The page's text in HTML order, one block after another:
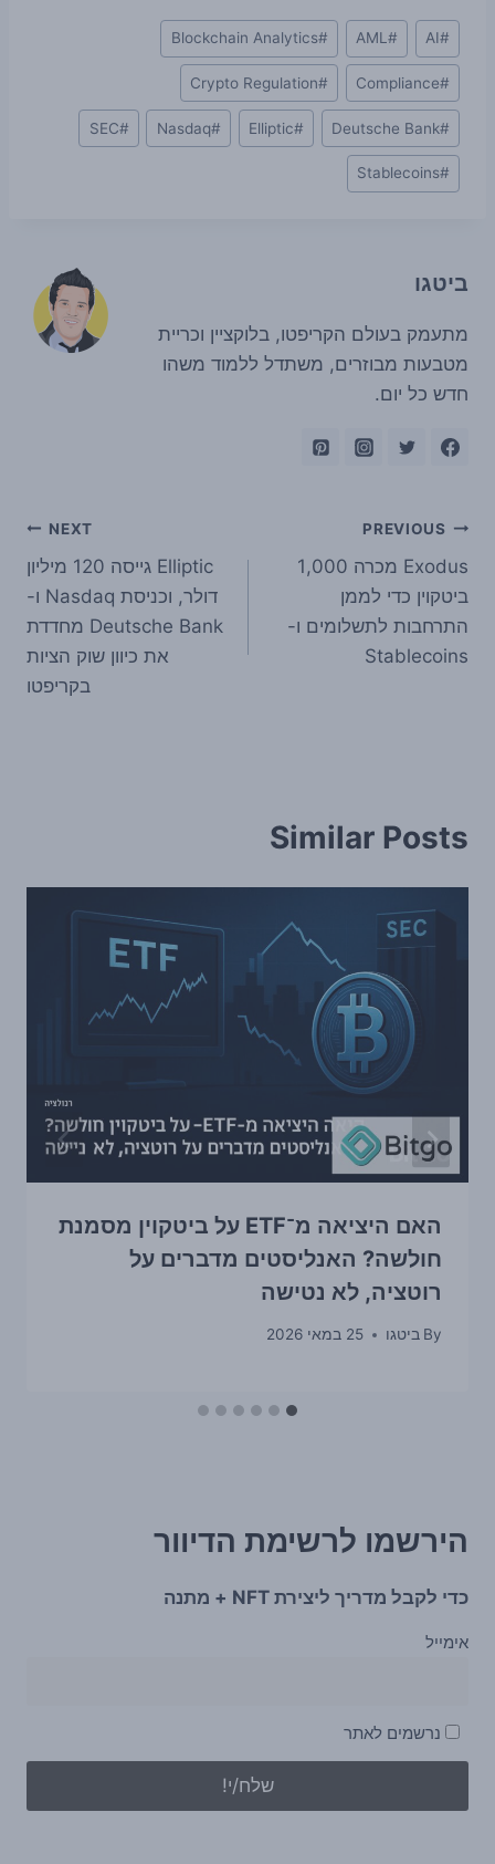
Post
Tags:
#
AI
#
AML
#
Blockchain Analytics
#
Compliance
#
Crypto Regulation
#
Deutsche Bank
#
Elliptic
#
Nasdaq
#
SEC
#
Stablecoins
ביטגו
מתעמק בעולם הקריפטו, בלוקציין וכריית
מטבעות מבוזרים, משתדל ללמוד משהו
חדש כל יום.
ניווט
PREVIOUS
Exodus מכרה 1,000
ביטקוין כדי לממן
התרחבות לתשלומים ו-
Stablecoins
NEXT
Elliptic גייסה 120 מיליון
דולר, וכניסת Nasdaq ו-
Deutsche Bank מחדדת
את כיוון שוק הציות
בקריפטו
Similar Posts
האם היציאה מ־ETF על ביטקוין מסמנת
חולשה? האנליסטים מדברים על
רוטציה, לא נטישה
By ביטגו 25 במאי 2026
הירשמו לרשימת הדיוור
כדי לקבל מדריך ליצירת NFT + מתנה
אימייל
נרשמים לאתר